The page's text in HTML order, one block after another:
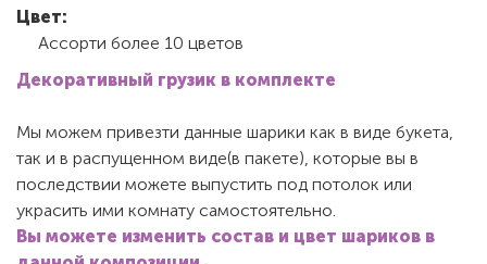
Цвет:
Ассорти более 10 цветов
Декоративный грузик в комплекте
Мы можем привезти данные шарики как в виде букета,
так и в распущенном виде(в пакете), которые вы в
последствии можете выпустить под потолок или
украсить ими комнату самостоятельно.
Вы можете изменить состав и цвет шариков в